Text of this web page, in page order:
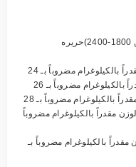
بالكيلوغرام مضروباً بـ 24
مضروباً بـ 26
بالكيلوغرام مضروباً بـ 28
مقدراً بالكيلوغرام مضروباً
بالكيلوغرام مضروباً بـ